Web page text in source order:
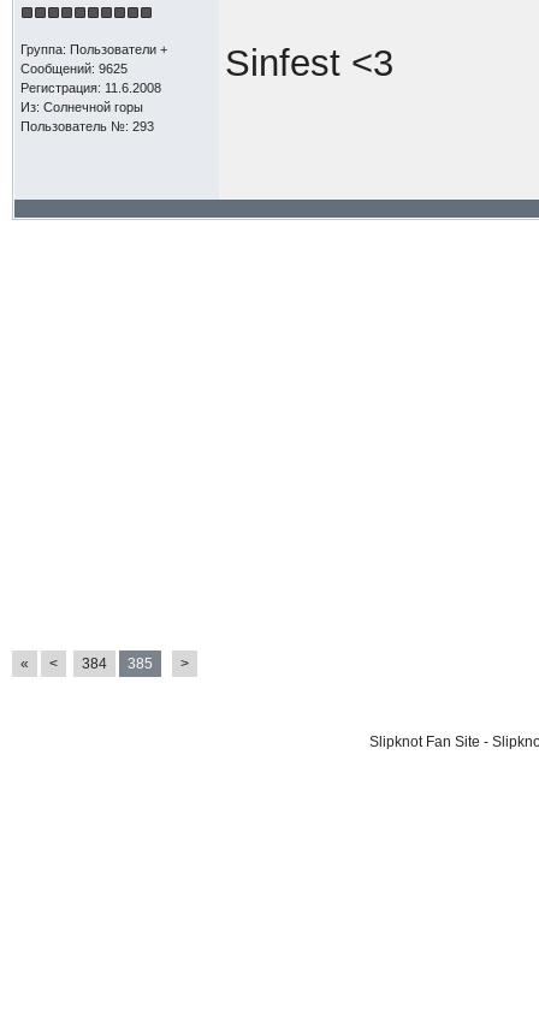
Группа: Пользователи +
Сообщений: 9625
Регистрация: 11.6.2008
Из: Солнечной горы
Пользователь №: 293
Sinfest <3
« < 384 385 >
Slipknot Fan Site -